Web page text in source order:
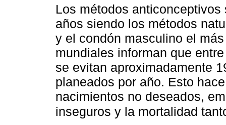
Los métodos
años siendo los métodos
y el condón masculino el
mundiales informan que
se evitan aproximadamente
planeados por año. Esto
nacimientos no deseados,
inseguros y la mortalidad